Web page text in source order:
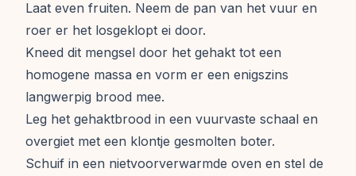
Laat even fruiten. Neem de pan van het vuur en
roer er het losgeklopt ei door.
Kneed dit mengsel door het gehakt tot een
homogene massa en vorm er een enigszins
langwerpig brood mee.
Leg het gehaktbrood in een vuurvaste schaal en
overgiet met een klontje gesmolten boter.
Schuif in een nietvoorverwarmde oven en stel de